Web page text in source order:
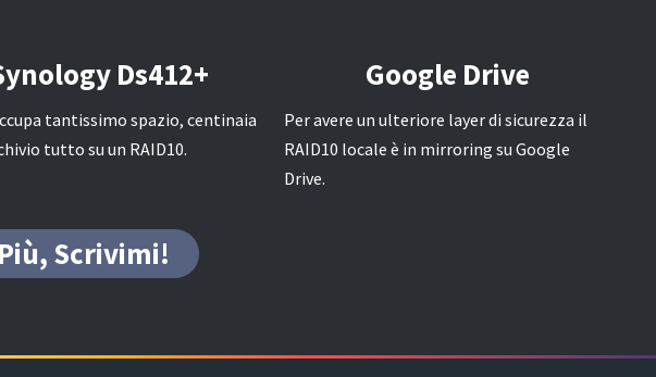
Ds412+
tantissimo spazio, centinaia
tutto su un RAID10.
Google Drive
Per avere un ulteriore layer di sicurezza il
RAID10 locale è in mirroring su Google
Drive.
Scrivimi!